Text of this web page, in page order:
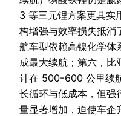
3 等三元锂方案更具实
构增强与效率损失抵消
航车型依赖高镍化学体
成最大续航；第六，
计在 500-600 公里续
长循环与低成本，但
量显著增加，迫使车企